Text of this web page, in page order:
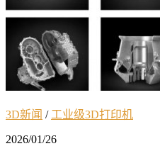
3D新闻 / 工业级3D打印机
2026/01/26